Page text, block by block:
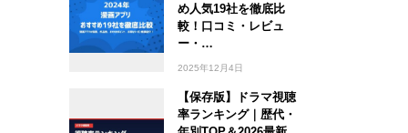
#Lemino
#DMM TV
#まんが王国
め人気19社を徹底比
較！口コミ・レビュ
ー・…
2025年12月4日
【保存版】ドラマ視聴
率ランキング｜歴代・